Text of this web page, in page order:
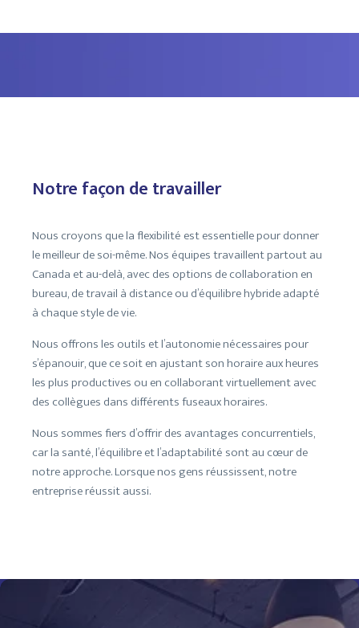
Notre façon de travailler
Nous croyons que la flexibilité est essentielle pour donner
le meilleur de soi-même. Nos équipes travaillent partout au
Canada et au-delà, avec des options de collaboration en
bureau, de travail à distance ou d’équilibre hybride adapté
à chaque style de vie.
Nous offrons les outils et l’autonomie nécessaires pour
s’épanouir, que ce soit en ajustant son horaire aux heures
les plus productives ou en collaborant virtuellement avec
des collègues dans différents fuseaux horaires.
Nous sommes fiers d’offrir des avantages concurrentiels,
car la santé, l’équilibre et l’adaptabilité sont au cœur de
notre approche. Lorsque nos gens réussissent, notre
entreprise réussit aussi.